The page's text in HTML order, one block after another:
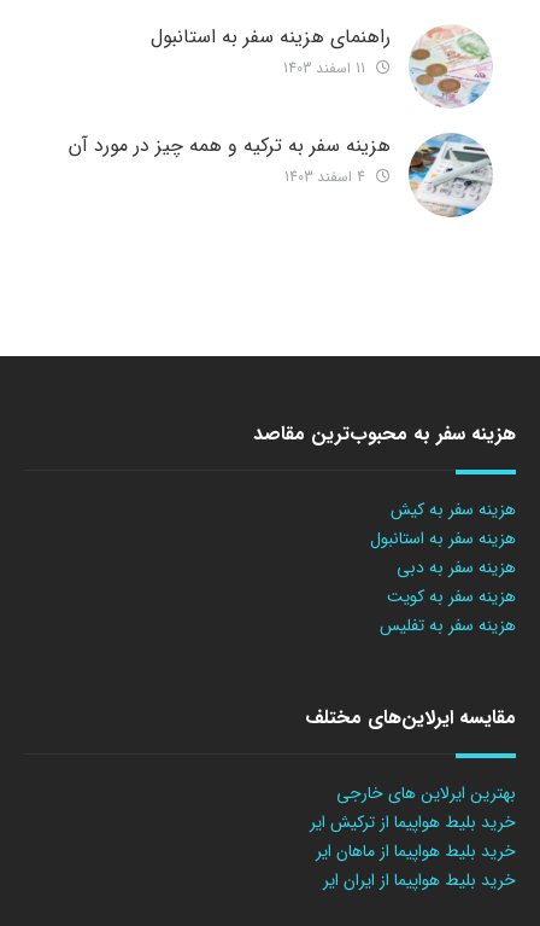
راهنمای هزینه سفر به استانبول
هزینه سفر به ترکیه و همه چیز در مورد آن
هزینه سفر به محبوب‌ترین مقاصد
هزینه سفر به کیش
هزینه سفر به استانبول
هزینه سفر به دبی
هزینه سفر به کویت
هزینه سفر به تفلیس
مقایسه ایرلاین‌های مختلف
بهترین ایرلاین های خارجی
خرید بلیط هواپیما از ترکیش ایر
خرید بلیط هواپیما از ماهان ایر
خرید بلیط هواپیما از ایران ایر